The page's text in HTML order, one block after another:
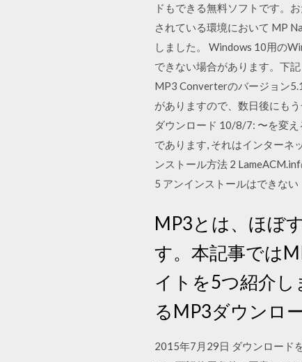
ドもできる無料ソフトです。
されている環境において MP
しました。 Windows 10用の
できない場合があります。下
MP3 Converterのバージョン
がありますので、数日後にも
ダウンロード 10/8/7: 〜を変
であります, それはインターネ
ンストール方法 2
5 アンインストールはできない
MP3とは、ほぼ
す。本記事では
イトを5つ紹介
るMP3ダウンロ
2015年7月29日 ダウンロード